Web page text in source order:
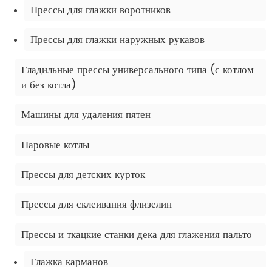
Прессы для глажки воротников
Прессы для глажки наружных рукавов
Гладильные прессы универсального типа (с котлом
и без котла)
Машины для удаления пятен
Паровые котлы
Прессы для детских курток
Прессы для склеивания флизелин
Прессы и ткацкие станки дека для глажения пальто
Глажка карманов